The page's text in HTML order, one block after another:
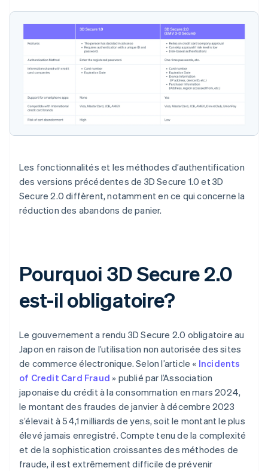
Les fonctionnalités et les méthodes d’authentification
des versions précédentes de 3D Secure 1.0 et 3D
Secure 2.0 diffèrent, notamment en ce qui concerne la
réduction des abandons de panier.
Pourquoi 3D Secure 2.0
est-il obligatoire?
Le gouvernement a rendu 3D Secure 2.0 obligatoire au
Japon en raison de l’utilisation non autorisée des sites
de commerce électronique. Selon l’article « Incidents
of Credit Card Fraud » publié par l’Association
japonaise du crédit à la consommation en mars 2024,
le montant des fraudes de janvier à décembre 2023
s’élevait à 54,1 milliards de yens, soit le montant le plus
élevé jamais enregistré. Compte tenu de la complexité
et de la sophistication croissantes des méthodes de
fraude, il est extrêmement difficile de prévenir